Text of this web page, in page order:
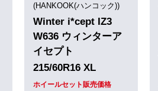
(HANKOOK(ハンコック))
Winter i*cept IZ3
W636 ウィンターア
イセプト
215/60R16 XL
ホイールセット販売価格